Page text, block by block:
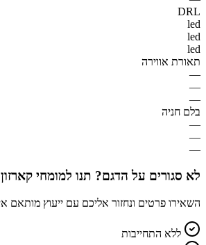
DRL
led
led
led
תאורת אווירה
—
—
—
בלם חניה
—
—
—
לא סגורים על הדגם? תנו למומחי
השאירו פרטים ונחזור אליכם עם ייעוץ מותאם
ללא התחייבות